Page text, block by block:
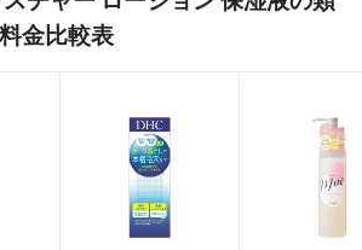
金比較表